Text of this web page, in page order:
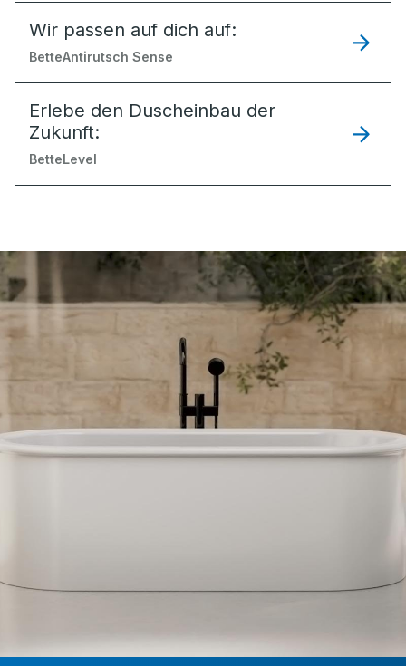
Wir passen auf dich auf:
BetteAntirutsch Sense
Erlebe den Duscheinbau der
Zukunft:
BetteLevel